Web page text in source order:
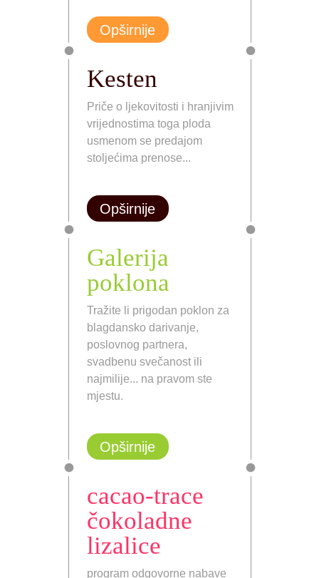
Opširnije
Kesten
Priče o ljekovitosti i hranjivim
vrijednostima toga ploda
usmenom se predajom
stoljećima prenose...
Opširnije
Galerija
poklona
Tražite li prigodan poklon za
blagdansko darivanje,
poslovnog partnera,
svadbenu svečanost ili
najmilije... na pravom ste
mjestu.
Opširnije
cacao-trace
čokoladne
lizalice
program odgovorne nabave